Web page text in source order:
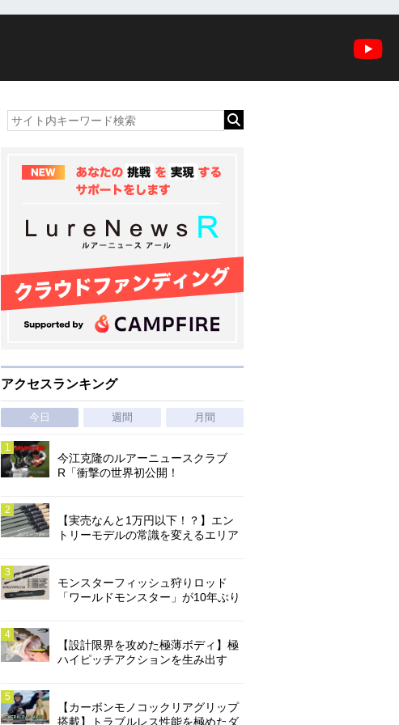
アクセスランキング
今日 週間 月間
今江克隆のルアーニュースクラブ
R「衝撃の世界初公開！
【実売なんと1万円以下！？】エン
トリーモデルの常識を変えるエリア
モンスターフィッシュ狩りロッド
「ワールドモンスター」が10年ぶり
【設計限界を攻めた極薄ボディ】極
ハイピッチアクションを生み出す
【カーボンモノコックリアグリップ
搭載】トラブルレス性能を極めたダ